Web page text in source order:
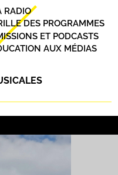
RADIO
DES PROGRAMMES
ET PODCASTS
AUX MÉDIAS